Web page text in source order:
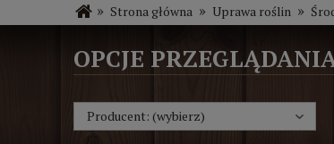
BLOG
NOWOŚCI
» Strona główna » Uprawa roślin »
OPCJE
Producent: (wybierz)